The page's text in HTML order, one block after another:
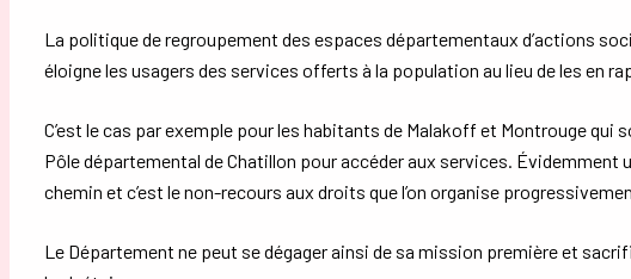
La politique de regroupement des espaces départementaux d’actions
éloigne les usagers des services offerts à la population au lieu de les en
C’est le cas par exemple pour les habitants de Malakoff et Montrouge qui
Pôle départemental de Chatillon pour accéder aux services. Évidemment
chemin et c’est le non-recours aux droits que l’on organise
Le Département ne peut se dégager ainsi de sa mission première et